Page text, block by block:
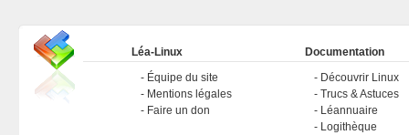
Léa-Linux
Équipe du site
Mentions légales
Faire un don
Documentation
Découvrir Linux
Trucs & Astuces
Léannuaire
Logithèque